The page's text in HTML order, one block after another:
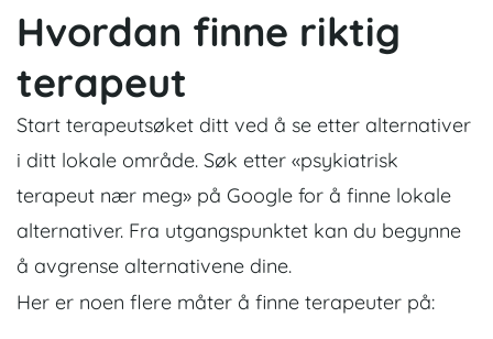
Hvordan finne riktig
terapeut
Start terapeutsøket ditt ved å se etter alternativer
i ditt lokale område. Søk etter «psykiatrisk
terapeut nær meg» på Google for å finne lokale
alternativer. Fra utgangspunktet kan du begynne
å avgrense alternativene dine.
Her er noen flere måter å finne terapeuter på: